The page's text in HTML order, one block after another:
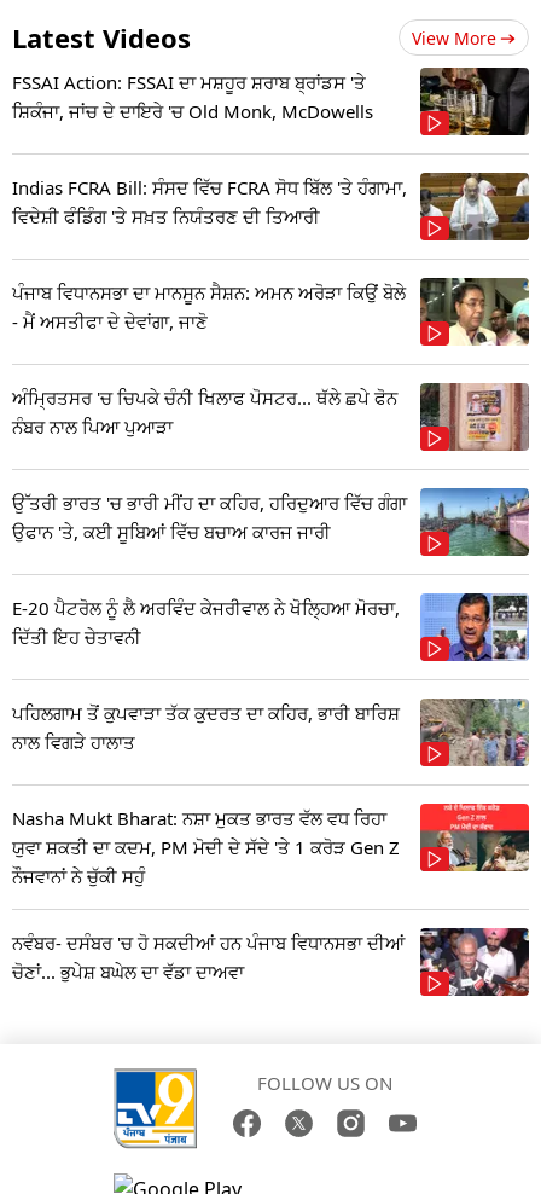
Latest Videos View More
FSSAI Action: FSSAI ਦਾ ਮਸ਼ਹੂਰ ਸ਼ਰਾਬ ਬ੍ਰਾਂਡਸ 'ਤੇ
ਸ਼ਿਕੰਜਾ, ਜਾਂਚ ਦੇ ਦਾਇਰੇ 'ਚ Old Monk, McDowells
Indias FCRA Bill: ਸੰਸਦ ਵਿੱਚ FCRA ਸੋਧ ਬਿੱਲ 'ਤੇ ਹੰਗਾਮਾ,
ਵਿਦੇਸ਼ੀ ਫੰਡਿੰਗ 'ਤੇ ਸਖ਼ਤ ਨਿਯੰਤਰਣ ਦੀ ਤਿਆਰੀ
ਪੰਜਾਬ ਵਿਧਾਨਸਭਾ ਦਾ ਮਾਨਸੂਨ ਸੈਸ਼ਨ: ਅਮਨ ਅਰੋੜਾ ਕਿਉਂ ਬੋਲੇ
- ਮੈਂ ਅਸਤੀਫਾ ਦੇ ਦੇਵਾਂਗਾ, ਜਾਣੋ
ਅੰਮ੍ਰਿਤਸਰ 'ਚ ਚਿਪਕੇ ਚੰਨੀ ਖਿਲਾਫ ਪੋਸਟਰ... ਥੱਲੇ ਛਪੇ ਫੋਨ
ਨੰਬਰ ਨਾਲ ਪਿਆ ਪੁਆੜਾ
ਉੱਤਰੀ ਭਾਰਤ 'ਚ ਭਾਰੀ ਮੀਂਹ ਦਾ ਕਹਿਰ, ਹਰਿਦੁਆਰ ਵਿੱਚ ਗੰਗਾ
ਉਫਾਨ 'ਤੇ, ਕਈ ਸੂਬਿਆਂ ਵਿੱਚ ਬਚਾਅ ਕਾਰਜ ਜਾਰੀ
E-20 ਪੈਟਰੋਲ ਨੂੰ ਲੈ ਅਰਵਿੰਦ ਕੇਜਰੀਵਾਲ ਨੇ ਖੋਲ੍ਹਿਆ ਮੋਰਚਾ,
ਦਿੱਤੀ ਇਹ ਚੇਤਾਵਨੀ
ਪਹਿਲਗਾਮ ਤੋਂ ਕੁਪਵਾੜਾ ਤੱਕ ਕੁਦਰਤ ਦਾ ਕਹਿਰ, ਭਾਰੀ ਬਾਰਿਸ਼
ਨਾਲ ਵਿਗੜੇ ਹਾਲਾਤ
Nasha Mukt Bharat: ਨਸ਼ਾ ਮੁਕਤ ਭਾਰਤ ਵੱਲ ਵਧ ਰਿਹਾ
ਯੁਵਾ ਸ਼ਕਤੀ ਦਾ ਕਦਮ, PM ਮੋਦੀ ਦੇ ਸੱਦੇ 'ਤੇ 1 ਕਰੋੜ Gen Z
ਨੌਜਵਾਨਾਂ ਨੇ ਚੁੱਕੀ ਸਹੁੰ
ਨਵੰਬਰ- ਦਸੰਬਰ 'ਚ ਹੋ ਸਕਦੀਆਂ ਹਨ ਪੰਜਾਬ ਵਿਧਾਨਸਭਾ ਦੀਆਂ
ਚੋਣਾਂ... ਭੁਪੇਸ਼ ਬਘੇਲ ਦਾ ਵੱਡਾ ਦਾਅਵਾ
FOLLOW US ON